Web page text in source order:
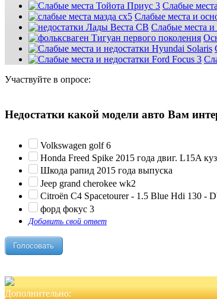
Слабые
Слабые места и
Слабые места и
Участвуйте в опросе:
Недостатки какой модели авто Вам
Volkswagen golf 6
Honda Freed Spike 2015 года двиг. L15A
Шкода рапид 2015 года выпуска
Jeep grand cherokee wk2
Citroën C4 Spacetourer - 1.5 Blue Hdi 130 -
форд фокус 3
Добавить свой ответ
Дополнительно: